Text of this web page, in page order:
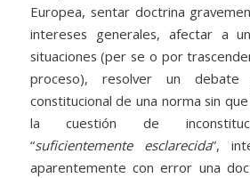
Europea, sentar doctrina
intereses generales, afectar a
situaciones (per se o por
proceso), resolver un
constitucional de una norma sin
la cuestión de
“suficientemente esclarecida”,
aparentemente con error una